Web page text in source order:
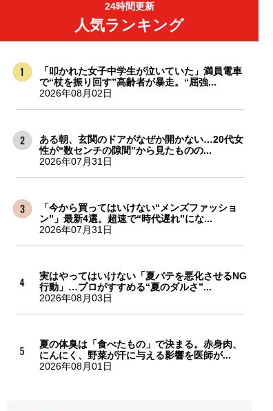
24時間更新
人気ランキング
「叩かれた女子中学生が泣いていた」満員電車
で“杖を振り回す”高齢者が暴走。“屈強...
2026年08月02日
ある朝、玄関のドアがなぜか開かない…20代女
性が“数センチの隙間”から見たものの...
2026年07月31日
「今から買ってはいけない“メンズファッショ
ン”」最新4選。超速で“時代遅れ”にな...
2026年07月31日
実はやってはいけない「夏バテを悪化させるNG
行動」…プロがすすめる“夏のダルさ”...
2026年08月03日
夏の体臭は「食べたもの」で決まる。赤身肉、
にんにく、野菜が汗に与える影響を医師が...
2026年08月01日